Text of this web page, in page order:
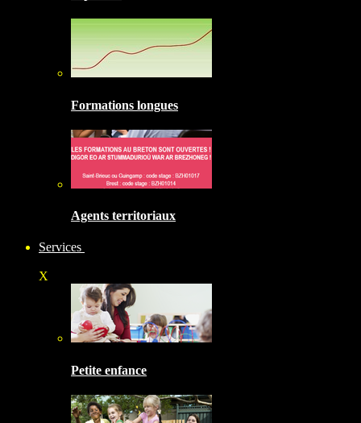
Formations longues
Agents territoriaux
Services
X
Petite enfance